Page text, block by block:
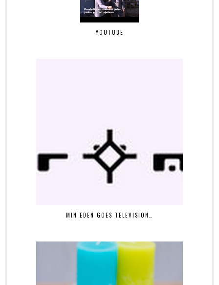
YOUTUBE
MIN EDEN GOES TELEVISION…